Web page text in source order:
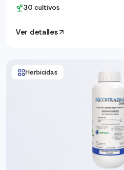
30 cultivos
Ver detalles
Herbicidas